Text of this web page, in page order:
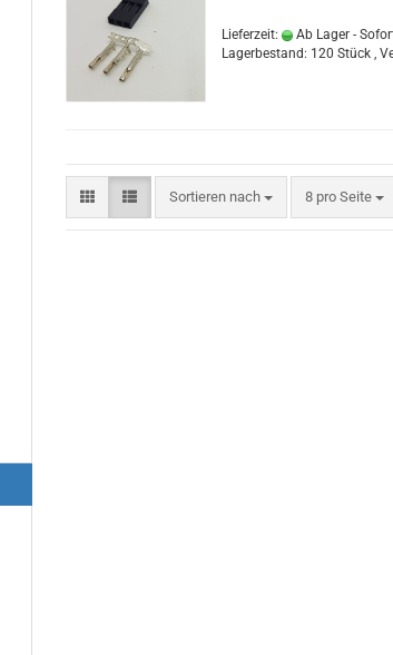
Lieferzeit: Ab Lager -
Lagerbestand: 120 Stück ,
Sortieren nach
Sortieren nach 8 pro Seite
pro Seite